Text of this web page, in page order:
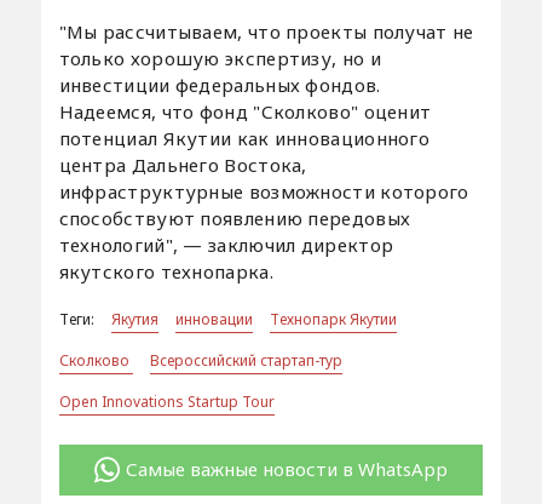
"Мы рассчитываем, что проекты получат не
только хорошую экспертизу, но и
инвестиции федеральных фондов.
Надеемся, что фонд "Сколково" оценит
потенциал Якутии как инновационного
центра Дальнего Востока,
инфраструктурные возможности которого
способствуют появлению передовых
технологий", — заключил директор
якутского технопарка.
Теги: Якутия инновации
Технопарк Якутии
Сколково
Всероссийский стартап-тур
Open Innovations Startup Tour
Самые важные новости в WhatsApp